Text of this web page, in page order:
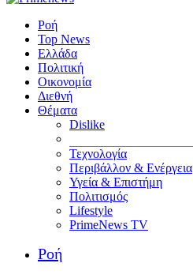
Ροή
Top News
Ελλάδα
Πολιτική
Οικονομία
Διεθνή
Θέματα
Dislike
Τεχνολογία
Περιβάλλον & Ενέργεια
Υγεία & Επιστήμη
Πολιτισμός
Lifestyle
PrimeNews TV
Ροή